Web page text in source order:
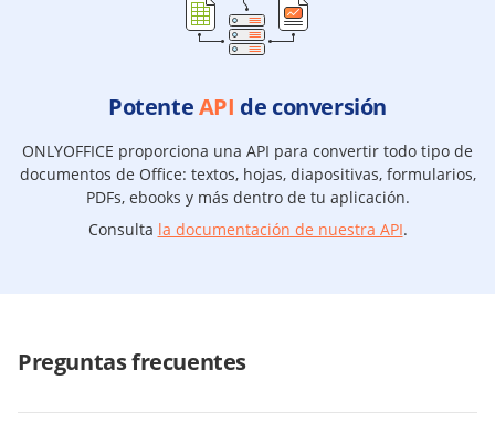
PotenteAPI de conversión
ONLYOFFICE proporciona una API para convertir todo tipo de
documentos de Office: textos, hojas, diapositivas, formularios,
PDFs, ebooks y más dentro de tu aplicación.
Consulta la documentación de nuestra API.
Preguntas frecuentes